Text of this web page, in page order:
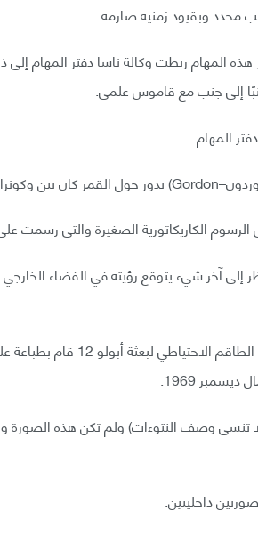
محدد وبقيود زمنية صارمة.
المهام ربطت وكالة ناسا دفتر المهام إلى
إلى جنب مع قاموس علمي.
المهام.
الرسوم الكاريكاتورية الصغيرة والتي رسمت
آخر شيء يتوقع رؤيته في الفضاء
وبطريقة لم يعرفها بين،
1969.
وصف النتوءات) ولم تكن هذه الصورة
داخليتين.